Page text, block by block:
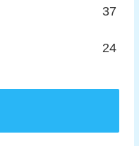
37
24